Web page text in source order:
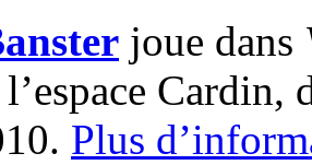
joue dans
l’espace
Plus